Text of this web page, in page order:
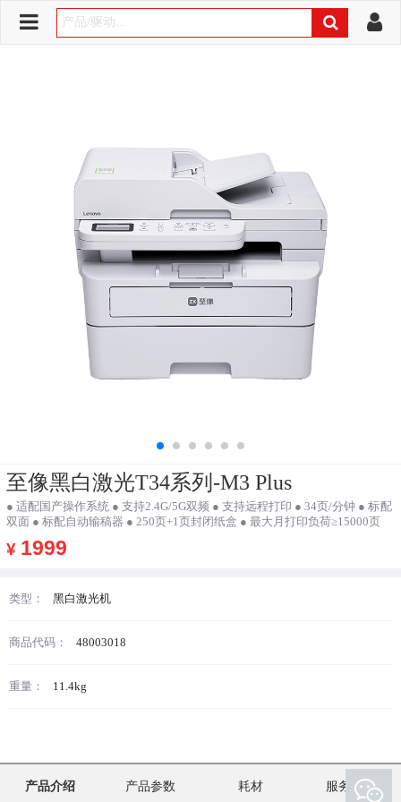
至像黑白激光T34系列-M3 Plus
● 适配国产操作系统 ● 支持2.4G/5G双频 ● 支持远程打印 ● 34页/分钟 ● 标配
双面 ● 标配自动输稿器 ● 250页+1页封闭纸盒 ● 最大月打印负荷≥15000页
¥ 1999
类型： 黑白激光机
商品代码： 48003018
重量： 11.4kg
产品介绍 产品参数 耗材 服务支持